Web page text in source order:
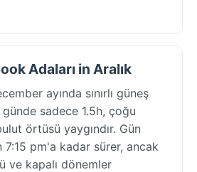
Adaları in Aralık
ayında sınırlı güneş
sadece 1.5h, çoğu
örtüsü yaygındır. Gün
7:15 pm'a kadar sürer, ancak
ve kapalı dönemler